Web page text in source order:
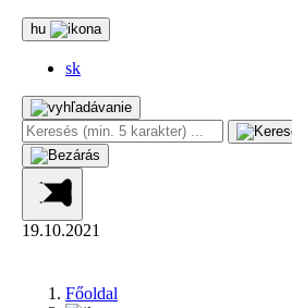
hu
sk
19.10.2021
Főoldal